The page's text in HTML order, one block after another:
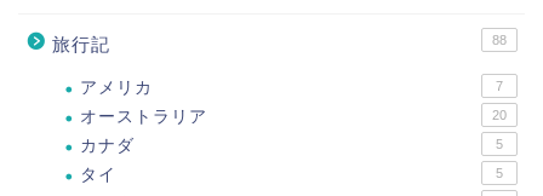
旅行記 88
アメリカ 7
オーストラリア 20
カナダ 5
タイ 5